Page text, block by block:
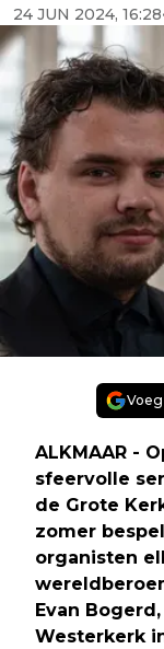
24 JUN 2024, 16:28
ALKMAAR -
sfeervolle
de Grote
zomer
organisten
Evan
Westerkerk